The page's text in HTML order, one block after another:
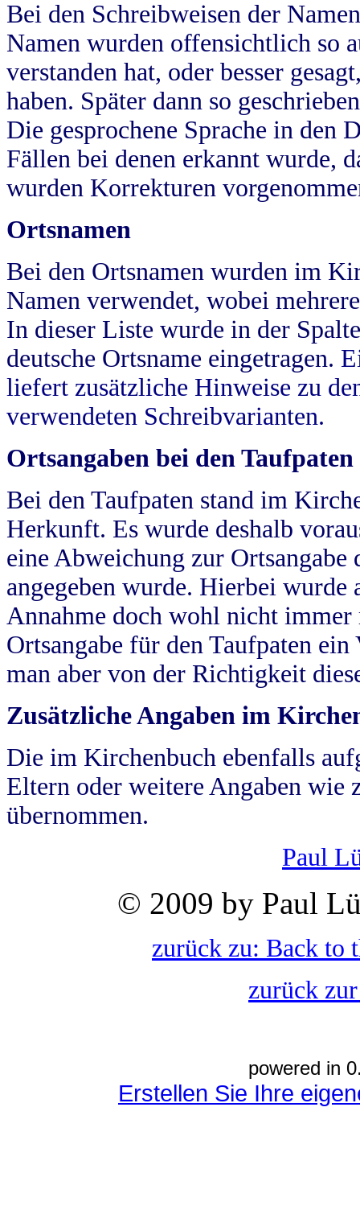
Bei den Schreibweisen der
Namen wurden offensichtlich so
verstanden hat, oder besser
haben. Später dann so
Die gesprochene Sprache in
Fällen bei denen erkannt wurde,
wurden Korrekturen
Ortsnamen
Bei den Ortsnamen wurden im
Namen verwendet, wobei
In dieser Liste wurde in der
deutsche Ortsname eingetragen.
liefert zusätzliche Hinweise zu
verwendeten Schreibvarianten.
Ortsangaben bei den Taufpaten
Bei den Taufpaten stand im
Herkunft. Es wurde deshalb
eine Abweichung zur
angegeben wurde. Hierbei wurde
Annahme doch wohl nicht
Ortsangabe für den Taufpaten
man aber von der Richtigkeit
Zusätzliche Angaben im
Die im Kirchenbuch ebenfalls
Eltern oder weitere Angaben wie
übernommen.
Paul
© 2009 by Paul
zurück zu: Back to
zurück
powered in
Erstellen Sie Ihre